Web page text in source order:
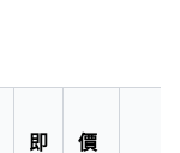
即
價